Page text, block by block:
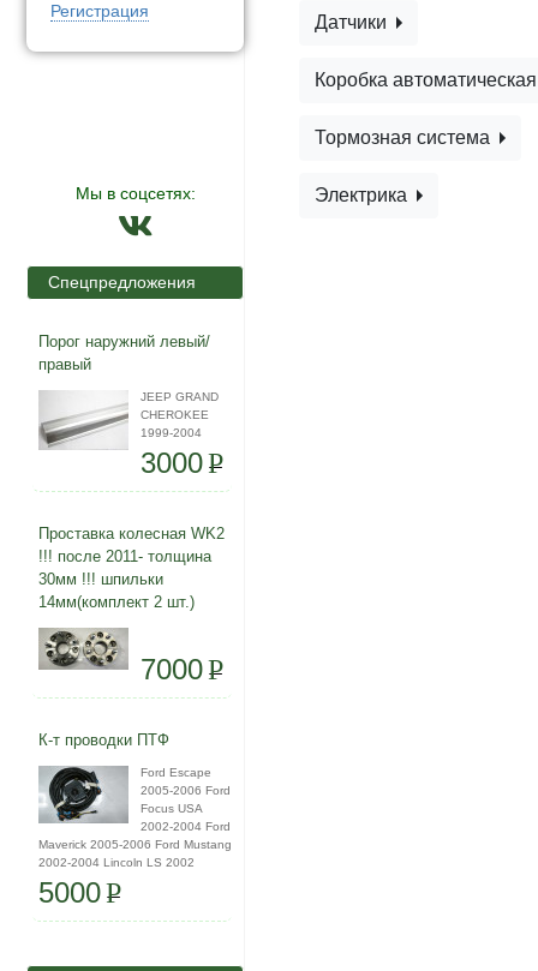
Регистрация
Мы в соцсетях:
Спецпредложения
Порог наружний левый/
правый
JEEP GRAND
CHEROKEE
1999-2004
3000P
Проставка колесная WK2
!!! после 2011- толщина
30мм !!! шпильки
14мм(комплект 2 шт.)
7000P
К-т проводки ПТФ
Ford Escape
2005-2006 Ford
Focus USA
2002-2004 Ford
Maverick 2005-2006 Ford Mustang
2002-2004 Lincoln LS 2002
5000P
Датчики
Коробка
Тормозная система
Электрика